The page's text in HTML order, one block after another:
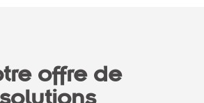
offre de
solutions